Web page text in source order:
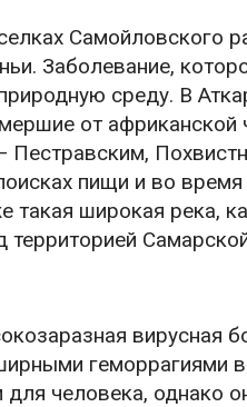
Самойловского
Заболевание,
среду. В
от африканской
Пестравским,
пищи и во
широкая река,
вирусная
геморрагиями
для человека, однако